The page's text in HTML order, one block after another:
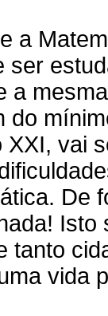
a
ser
a
do
XXI, vai
De
Isto
tanto
vida